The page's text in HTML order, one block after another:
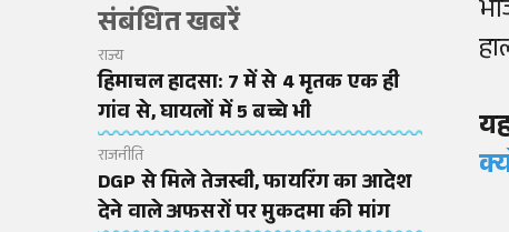
संबंधित खबरें
राज्य
हिमाचल हादसा: 7 में से 4 मृतक एक ही
गांव से, घायलों में 5 बच्चे भी
राजनीति
DGP से मिले तेजस्वी, फायरिंग का आदेश
देने वाले अफसरों पर मुकदमा की मांग